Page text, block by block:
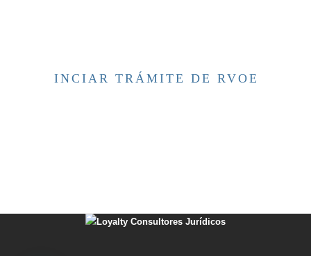
INCIAR TRÁMITE DE RVOE